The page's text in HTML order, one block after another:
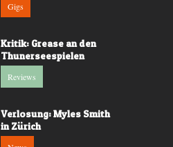
Gigs
Kritik: Grease an den
Thunerseespielen
Reviews
Verlosung: Myles Smith
in Zürich